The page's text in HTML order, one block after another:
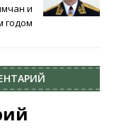
и
годом